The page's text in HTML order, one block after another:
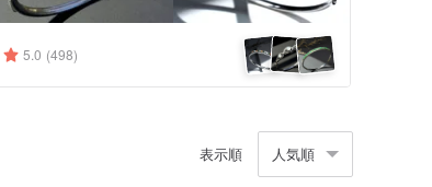
5.0 (498)
表示順 人気順